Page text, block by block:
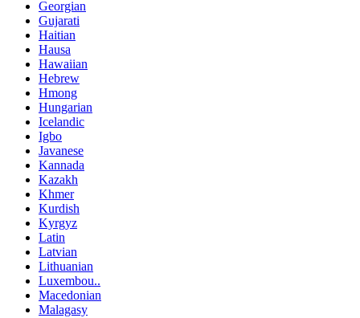
Georgian
Gujarati
Haitian
Hausa
Hawaiian
Hebrew
Hmong
Hungarian
Icelandic
Igbo
Javanese
Kannada
Kazakh
Khmer
Kurdish
Kyrgyz
Latin
Latvian
Lithuanian
Luxembou..
Macedonian
Malagasy